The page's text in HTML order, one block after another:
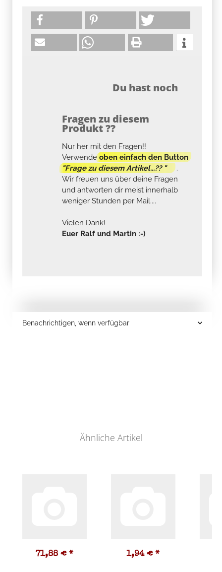
Du hast noch
Fragen zu diesem
Produkt ??
Nur her mit den Fragen!!
Verwendeoben einfach den Button
"Frage zu diesem Artikel...?? "
.
Wir freuen uns über deine Fragen
und antworten dir meist innerhalb
weniger Stunden per Mail....
Vielen Dank!
Euer Ralf und Martin :-)
Benachrichtigen, wenn verfügbar
Ähnliche Artikel
71,88 € * 1,94 € *